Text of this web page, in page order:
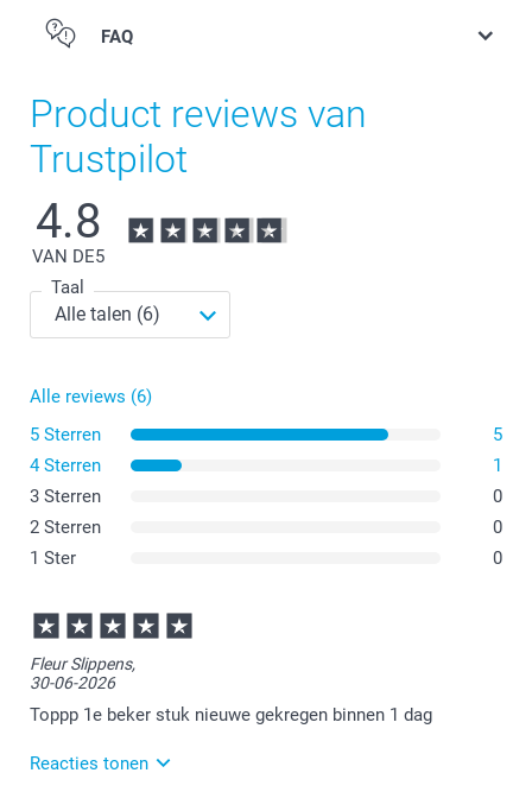
reisbeker
FAQ
Product reviews van
Trustpilot
4.8
VAN DE5
Taal
Alle reviews (6)
5 Sterren
5
4 Sterren
1
3 Sterren
0
2 Sterren
0
1 Ster
0
Fleur Slippens,
30-06-2026
Toppp 1e beker stuk nieuwe gekregen binnen 1 dag
Reacties tonen